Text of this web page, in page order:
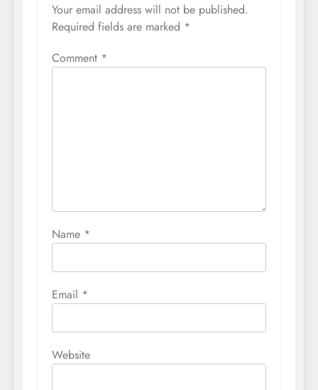
Your email address will not be published.
Required fields are marked *
Comment *
Name *
Email *
Website